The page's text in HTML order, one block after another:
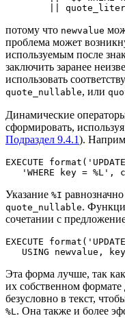
||
потому что newvalue
проблема может
используемым после
заключить заранее
использовать
quote_nullable, или
Динамические
сформировать,
Подраздел 9.4.1).
EXECUTE
'WHERE key = %L',
Указание %I
quote_nullable.
сочетании с
EXECUTE
USING newvalue,
Эта форма лучше, так
их собственном
безусловно в текст,
%L. Она также и более